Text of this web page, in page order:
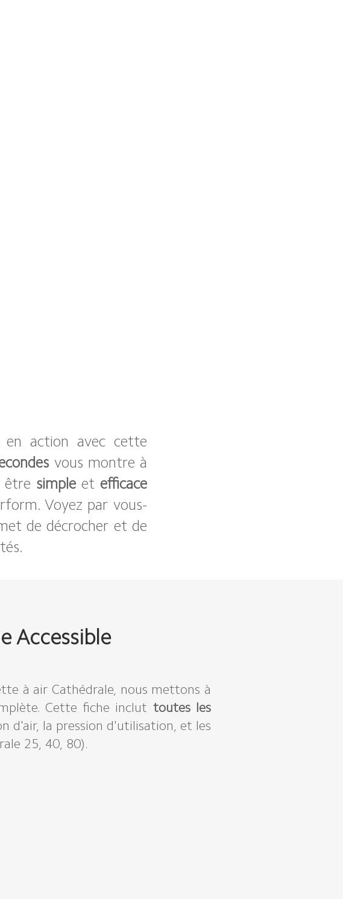
en action avec cette
vous montre à
être simpleetefficace
Voyez par vous-
de décrocher et de
Accessible
à air Cathédrale, nous mettons à
Cette fiche inclut toutes les
d'air, la pression d'utilisation, et les
25, 40, 80).